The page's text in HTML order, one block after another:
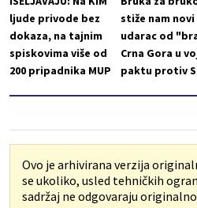
ljude privode bez
dokaza, na tajnim
spiskovima više od
200 pripadnika MUP
stiže nam novi
udarac od
Crna Gora u
paktu protiv
Ovo je arhivirana verzija
se ukoliko, usled tehničkih
sadržaj ne odgovaraju